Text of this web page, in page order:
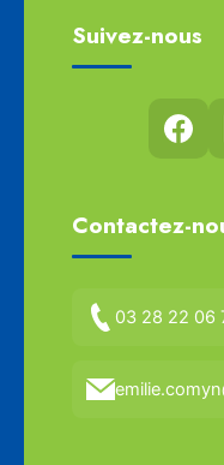
Suivez-nous
Contactez-
03 28 22 06